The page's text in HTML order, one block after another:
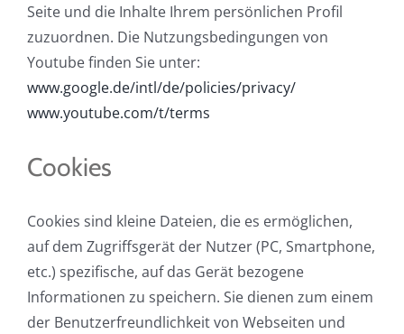
Seite und die Inhalte Ihrem persönlichen Profil
zuzuordnen. Die Nutzungsbedingungen von
Youtube finden Sie unter:
www.google.de/intl/de/policies/privacy/
www.youtube.com/t/terms
Cookies
Cookies sind kleine Dateien, die es ermöglichen,
auf dem Zugriffsgerät der Nutzer (PC, Smartphone,
etc.) spezifische, auf das Gerät bezogene
Informationen zu speichern. Sie dienen zum einem
der Benutzerfreundlichkeit von Webseiten und